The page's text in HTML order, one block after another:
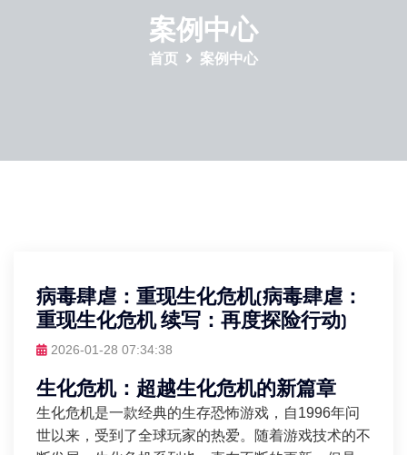
案例中心
首页 案例中心
病毒肆虐：重现生化危机(病毒肆虐：
重现生化危机 续写：再度探险行动)
2026-01-28 07:34:38
生化危机：超越生化危机的新篇章
生化危机是一款经典的生存恐怖游戏，自1996年问
世以来，受到了全球玩家的热爱。随着游戏技术的不